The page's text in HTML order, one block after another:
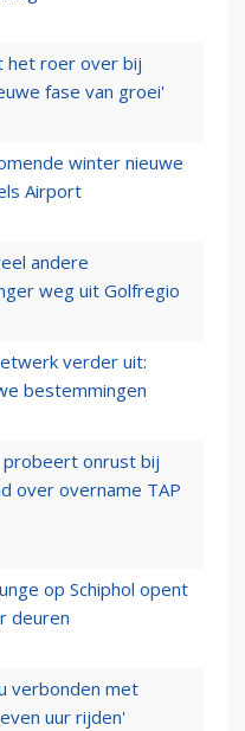
het roer over bij
fase van groei'
winter nieuwe
Airport
andere
weg uit Golfregio
verder uit:
bestemmingen
probeert onrust bij
over overname TAP
op Schiphol opent
deuren
verbonden met
uur rijden'